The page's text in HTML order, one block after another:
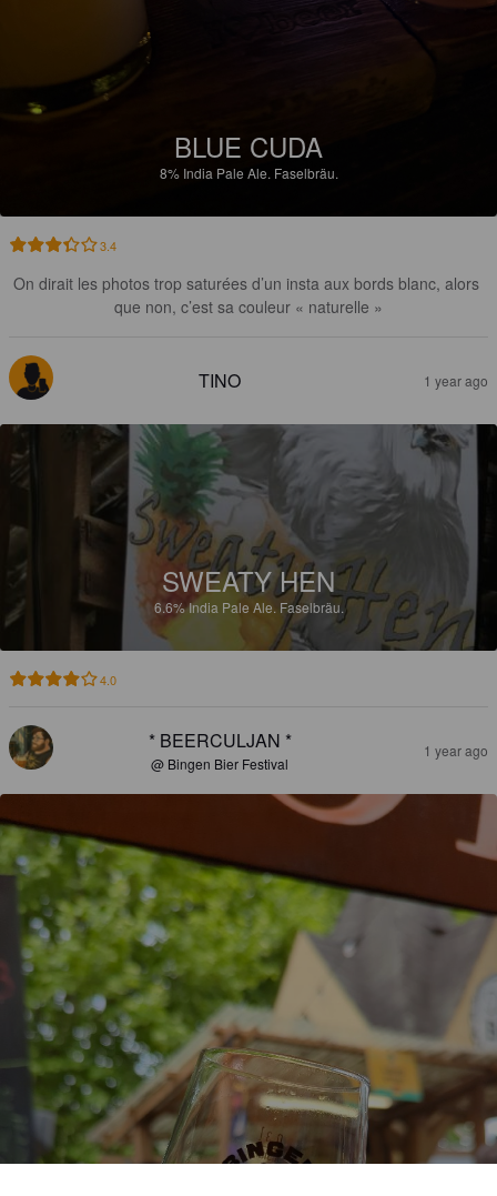
BLUE CUDA
8% India Pale Ale. Faselbräu.
3.4
On dirait les photos trop saturées d’un insta aux bords blanc, alors
que non, c’est sa couleur « naturelle »
TINO 1 year ago
SWEATY HEN
6.6%India Pale Ale. Faselbräu.
4.0
* BEERCULJAN *
@ Bingen Bier Festival
1 year ago